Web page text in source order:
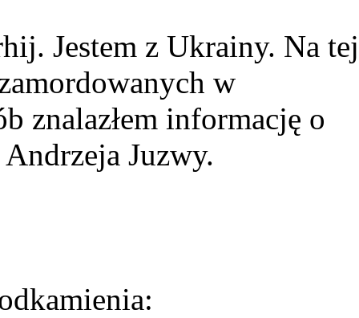
Jestem z Ukrainy. Na tej
w
znalazłem informację o
Juzwy.